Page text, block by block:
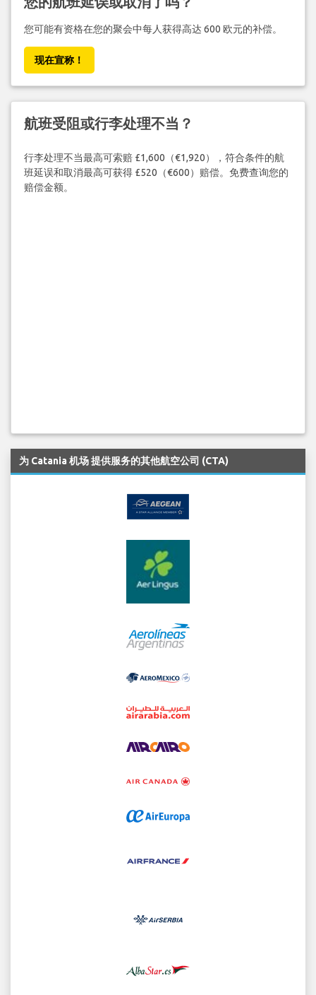
您可能有资格在您的聚会中每人获得高达 600 欧元的补偿。
现在宣称！
航班受阻或行李处理不当？
行李处理不当最高可索赔 £1,600（€1,920），符合条件的航
班延误和取消最高可获得 £520（€600）赔偿。免费查询您的
赔偿金额。
为 Catania 机场 提供服务的其他航空公司 (CTA)